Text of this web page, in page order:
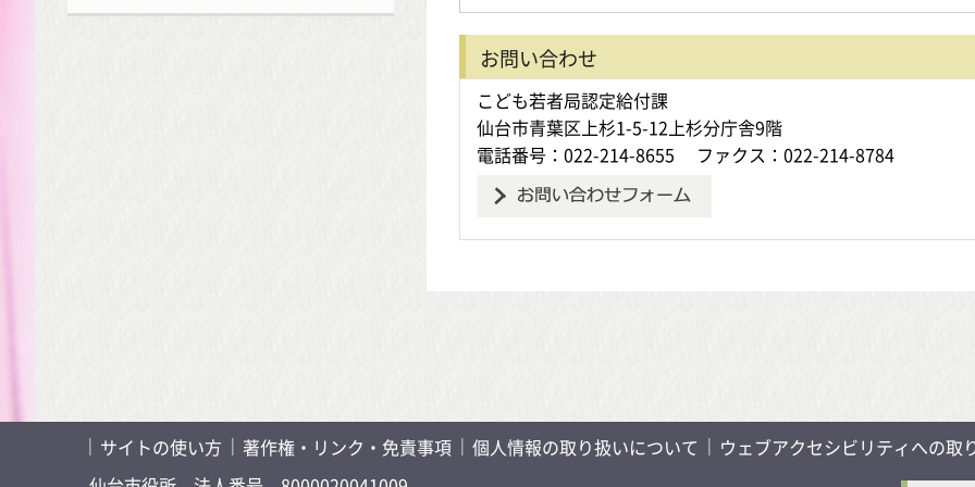
お問い合わせ
こども若者局認定給付課
仙台市青葉区上杉1-5-12上杉分庁舎9階
電話番号：022-214-8655
ファクス：022-214-8784
サイトの使い方 著作権・リンク・免責事項 個人情報の取り扱いについて
ウェブアクセシビリティへの取